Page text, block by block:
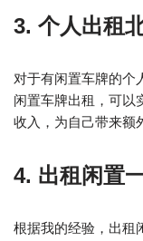
3. 个人出租
对于有闲置车牌的个
闲置车牌出租，可以
收入，为自己带来额
4. 出租闲置
根据我的经验，出租